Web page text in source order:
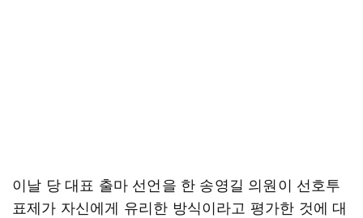
이날 당 대표 출마 선언을 한 송영길 의원이 선호투
표제가 자신에게 유리한 방식이라고 평가한 것에 대